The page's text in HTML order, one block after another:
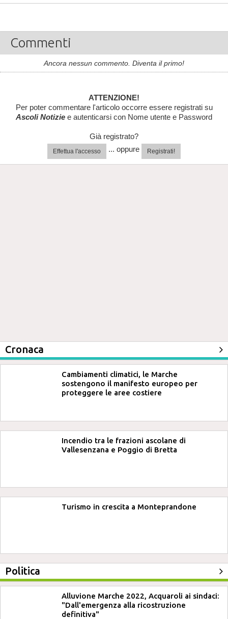
Commenti
Ancora nessun commento. Diventa il primo!
ATTENZIONE!
Per poter commentare l'articolo occorre essere registrati su
Ascoli Notizie e autenticarsi con Nome utente e Password
Già registrato?
Effettua l'accesso ... oppure Registrati!
Cronaca
Cambiamenti climatici, le Marche
sostengono il manifesto europeo per
proteggere le aree costiere
Incendio tra le frazioni ascolane di
Vallesenzana e Poggio di Bretta
Turismo in crescita a Monteprandone
Politica
Alluvione Marche 2022, Acquaroli ai sindaci:
"Dall'emergenza alla ricostruzione
definitiva"